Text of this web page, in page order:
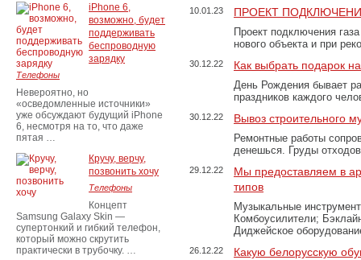
10.01.23 ПРОЕКТ
Проект подключения
нового объекта и при
30.12.22 Как выбрать подарок
День Рождения бывает
праздников каждого
30.12.22 Вывоз строительного
Ремонтные работы
денешься. Груды
29.12.22
Мы предоставляем в
типов
Музыкальные
Комбоусилители;
Диджейское
26.12.22
Какую белорусскую
iPhone 6,
возможно, будет
поддерживать
беспроводную
зарядку
Телефоны
Невероятно, но
«осведомленные источники»
уже обсуждают будущий iPhone
6, несмотря на то, что даже
пятая …
Кручу, верчу,
позвонить хочу
Телефоны
Концепт
Samsung Galaxy Skin —
супертонкий и гибкий телефон,
который можно скрутить
практически в трубочку. …